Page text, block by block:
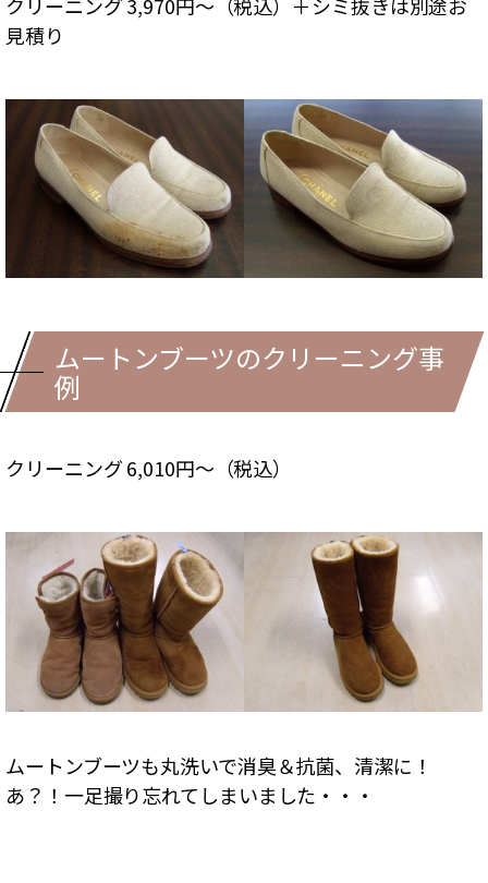
見積り
ムートンブーツのクリーニング事
例
クリーニング 6,010円～（税込）
ムートンブーツも丸洗いで消臭＆抗菌、清潔に！
あ？！一足撮り忘れてしまいました・・・